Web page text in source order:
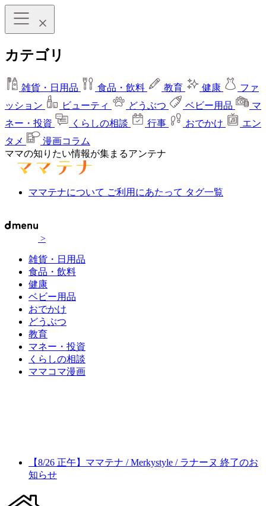
カテゴリ
雑貨・日用品 食品・飲料 教育 健康
ファ
ッション
ビューティ どうぶつ ベビー用品
マ
ネー・投資
くらしの相談 行事 おでかけ
エン
タメ
漫画コラム
ママの知りたい情報が集まるアンテナ
ママテナについて ご利用にあたって タグ一覧
>
雑貨・日用品
食品・飲料
健康
ベビー用品
おでかけ
どうぶつ
教育
マネー・投資
くらしの相談
ママコマ漫画
【8/26 正午】ママテナ / Merkystyle / ラナーヌ 終了のお
知らせ